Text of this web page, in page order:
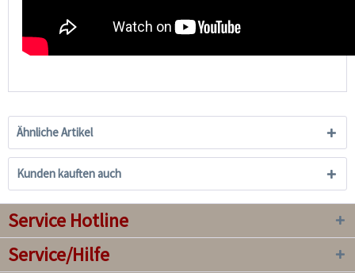
Ähnliche Artikel
Kunden kauften auch
Service Hotline
Service/Hilfe